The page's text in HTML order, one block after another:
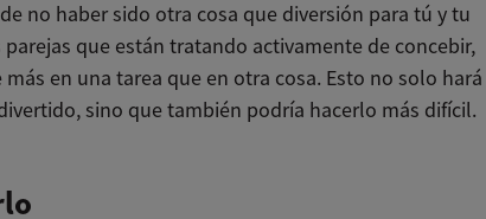
no haber sido otra cosa que diversión para tú y tu
parejas que están tratando activamente de concebir,
en una tarea que en otra cosa. Esto no solo hará
sino que también podría hacerlo más difícil.